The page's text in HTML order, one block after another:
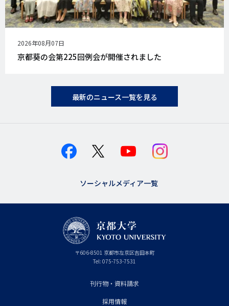
公
開
日
2026年08月07日
京都葵の会第225回例会が開催されました
最新のニュース一覧を見る
ソーシャルメディア一覧
〒606-8501 京
都
府
京都市左京区吉田本町
Tel: 075-753-7531
刊行物・資料請求
採用情報